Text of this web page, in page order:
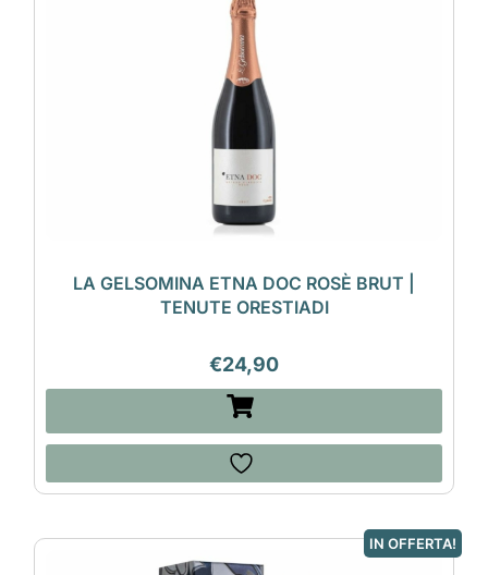
LA GELSOMINA ETNA DOC ROSÈ BRUT |
TENUTE ORESTIADI
€24,90
IN OFFERTA!